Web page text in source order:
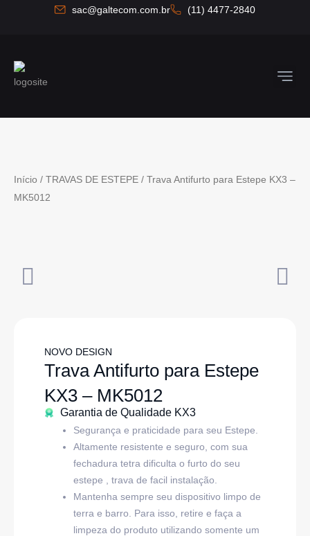
conteúdo
sac@galtecom.com.br (11) 4477-2840
Início / TRAVAS DE ESTEPE / Trava Antifurto para Estepe KX3 –
MK5012
NOVO DESIGN
Trava Antifurto para Estepe
KX3 – MK5012
Garantia de Qualidade KX3
Segurança e praticidade para seu Estepe.
Altamente resistente e seguro, com sua
fechadura tetra dificulta o furto do seu
estepe , trava de facil instalação.
Mantenha sempre seu dispositivo limpo de
terra e barro. Para isso, retire e faça a
limpeza do produto utilizando somente um